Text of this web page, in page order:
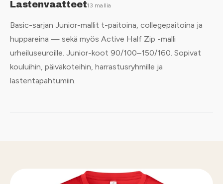
Lastenvaatteet13 mallia
Basic-sarjan Junior-mallit t-paitoina, collegepaitoina ja
huppareina — sekä myös Active Half Zip -malli
urheiluseuroille. Junior-koot 90/100–150/160. Sopivat
kouluihin, päiväkoteihin, harrastusryhmille ja
lastentapahtumiin.